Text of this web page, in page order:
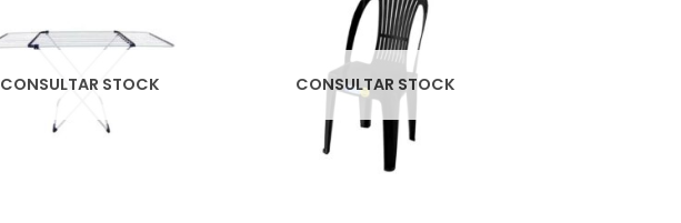
CONSULTAR STOCK CONSULTAR STOCK